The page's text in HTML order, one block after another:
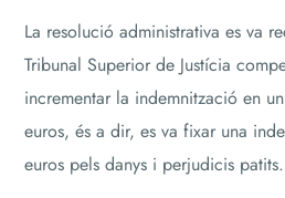
La resolució administrativa es va
Tribunal Superior de Justícia
incrementar la indemnització en
euros, és a dir, es va fixar una
euros pels danys i perjudicis patits.